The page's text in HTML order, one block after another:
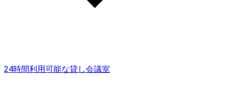
24時間利用可能な貸し会議室